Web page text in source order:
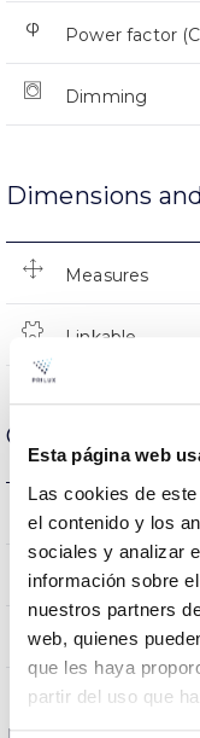
Esta página web
Las cookies de
el contenido y los
sociales y analizar
información sobre
nuestros partners
web, quienes
que les haya
partir del uso que
Power factor
Dimming
Dimensions
Measures
Linkable
Optical data
Colour
CRI Colour
Opening angle